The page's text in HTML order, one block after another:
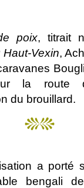
poix, titrait
Vexin,
la route
du brouillard.
a porté
bengali